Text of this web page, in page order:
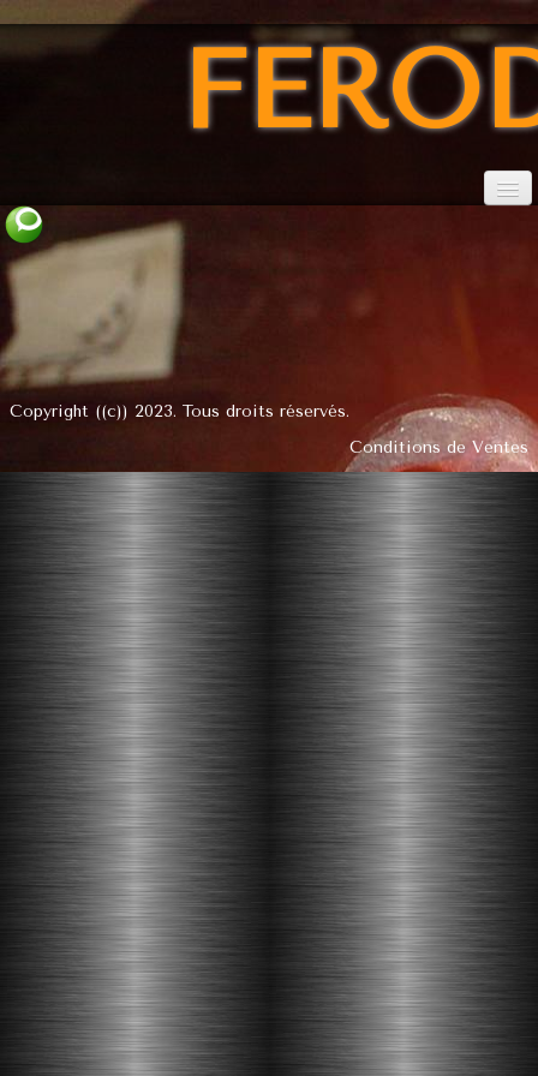
Accueil
conditions
Catalogue marquises
Les TERMINAISONS
DEMANDE DE DEVIS
nos réalisation des marquises
réalisez vous même votre marquise
enseigne à l'ancienne
réalisations diverses
galvanisation
mode d'emploi de la pose d'une marquise
VERRIERE D'ATELIER
catalogues telechargeable
possibilité de réalisation
isolation par exterieur
Copyright ((c)) 2023. Tous droits réservés.
Conditions de Ventes